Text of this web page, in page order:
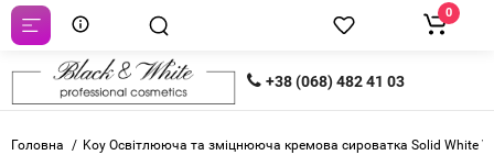
+38 (068) 482 41 03
0
Головна Koy Освітлююча та зміцнююча кремова сироватка Solid White